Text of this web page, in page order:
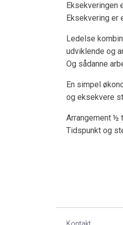
Eksekveringen
Eksekvering er
Ledelse
udviklende og
Og sådanne
En simpel
og eksekvere
Arrangement ½
Tidspunkt og
Kontakt